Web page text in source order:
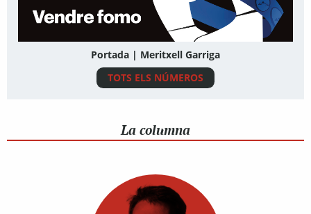
Portada | Meritxell Garriga
TOTS ELS NÚMEROS
La columna